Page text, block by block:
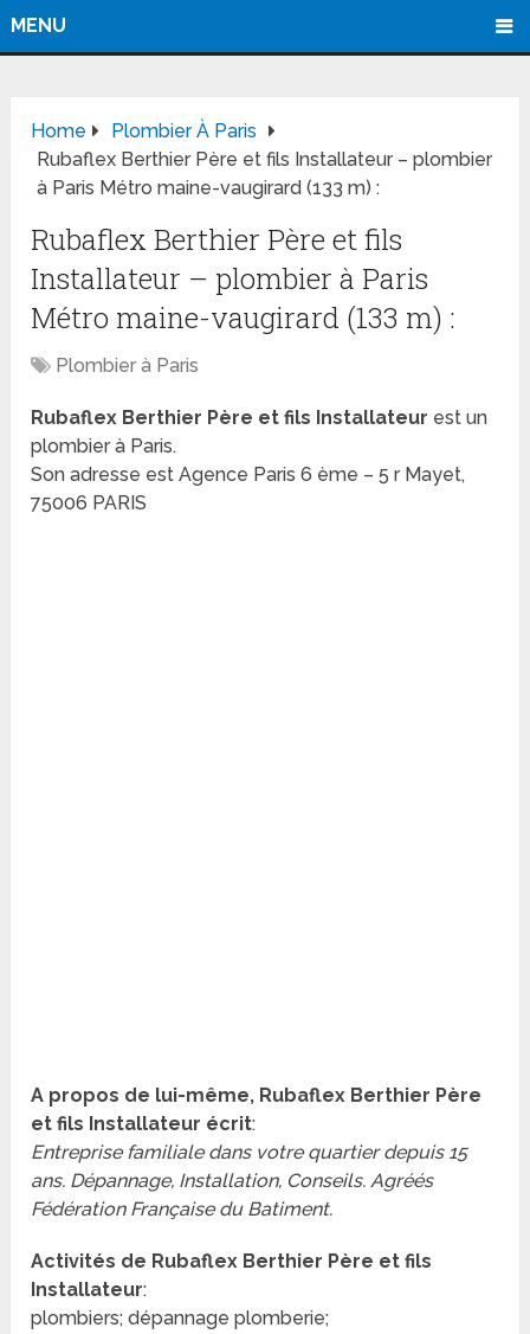
MENU
Home
Plombier À Paris
Rubaflex Berthier Père et fils Installateur – plombier
à Paris Métro maine-vaugirard (133 m) :
Rubaflex Berthier Père et fils
Installateur – plombier à Paris
Métro maine-vaugirard (133 m) :
Plombier à Paris
Rubaflex Berthier Père et fils Installateur est un
plombier à Paris.
Son adresse est Agence Paris 6 ème – 5 r Mayet,
75006 PARIS
A propos de lui-même, Rubaflex Berthier Père
et fils Installateur écrit:
Entreprise familiale dans votre quartier depuis 15
ans. Dépannage, Installation, Conseils. Agréés
Fédération Française du Batiment.
Activités de Rubaflex Berthier Père et fils
Installateur:
plombiers; dépannage plomberie;